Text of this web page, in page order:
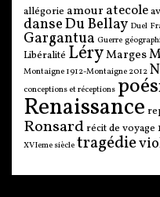
allégorie amour atecole
danseDu Bellay Duel
Gargantua Guerre
Libéralité LéryMarges
Montaigne 1912-Montaigne 2012
conceptions et réceptions
Renaissance
Ronsardrécit de voyage
XVIeme siècle tragédie